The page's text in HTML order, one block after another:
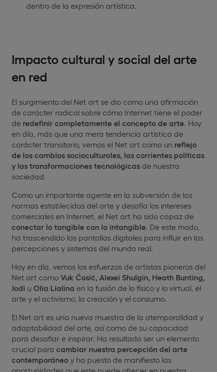
dentro de la expresión artística.
Impacto cultural y social del arte
en red
El surgimiento del Net art se dio como una afirmación
de carácter radical sobre cómo Internet tiene el poder
de redefinir completamente el concepto de arte . Hoy
en día, más que una mera tendencia artística de
carácter transitorio, vemos el Net art como un reflejo
de los cambios socioculturales, las corrientes políticas
y las transformaciones tecnológicas de nuestra
sociedad.
Como un importante agente en la subversión de las
normas establecidas del arte y desafía los intereses
comerciales en Internet, el Net art ha sido capaz de
conectar lo tangible con lo intangible . De este modo,
ha trascendido las pantallas digitales para influir en las
percepciones y sistemas del mundo real.
Hoy en día, vemos los esfuerzos de artistas pioneros del
Net art como Vuk Ćosić, Alexei Shulgin, Heath Bunting,
Jodi u Olia Lialina en la fusión de lo físico y lo virtual, el
arte y el activismo, la creación y el consumo.
El Net art es una nueva muestra de la atemporalidad y
adaptabilidad del arte, así como de su capacidad
para desafiar e inspirar. Ha resultado ser un elemento
crucial para cambiar nuestra percepción del arte
contemporáneo y ha puesto de manifiesto las
oportunidades que este puede ofrecer en nuestra